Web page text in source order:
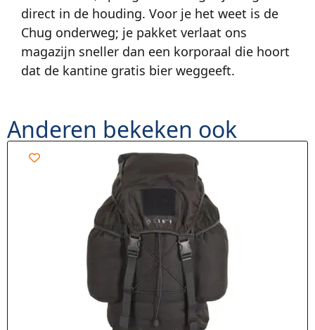
direct in de houding. Voor je het weet is de
Chug onderweg; je pakket verlaat ons
magazijn sneller dan een korporaal die hoort
dat de kantine gratis bier weggeeft.
Anderen bekeken ook